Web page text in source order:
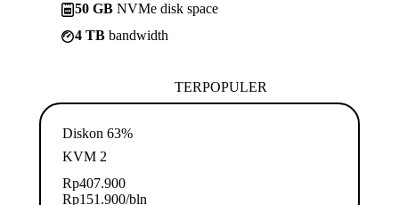
50 GB NVMe disk space
4 TB bandwidth
TERPOPULER
Diskon 63%
KVM 2
Rp407.900
Rp151.900/bln